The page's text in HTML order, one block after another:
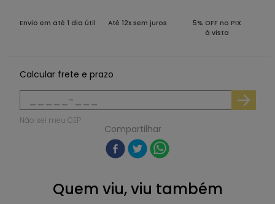
Envio em até 1 dia útil Até 12x sem juros
5% OFF no PIX
à vista
Calcular frete e prazo
Não sei meu CEP
Compartilhar
Quem viu, viu também